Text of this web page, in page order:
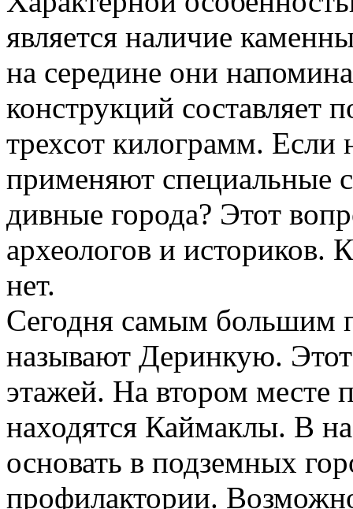
является наличие
на середине они
конструкций составляет
трехсот килограмм. Если
применяют специальные
дивные города? Этот
археологов и историков.
нет.
Сегодня самым большим
называют Деринкую.
этажей. На втором месте
находятся Каймаклы. В
основать в подземных
профилактории.